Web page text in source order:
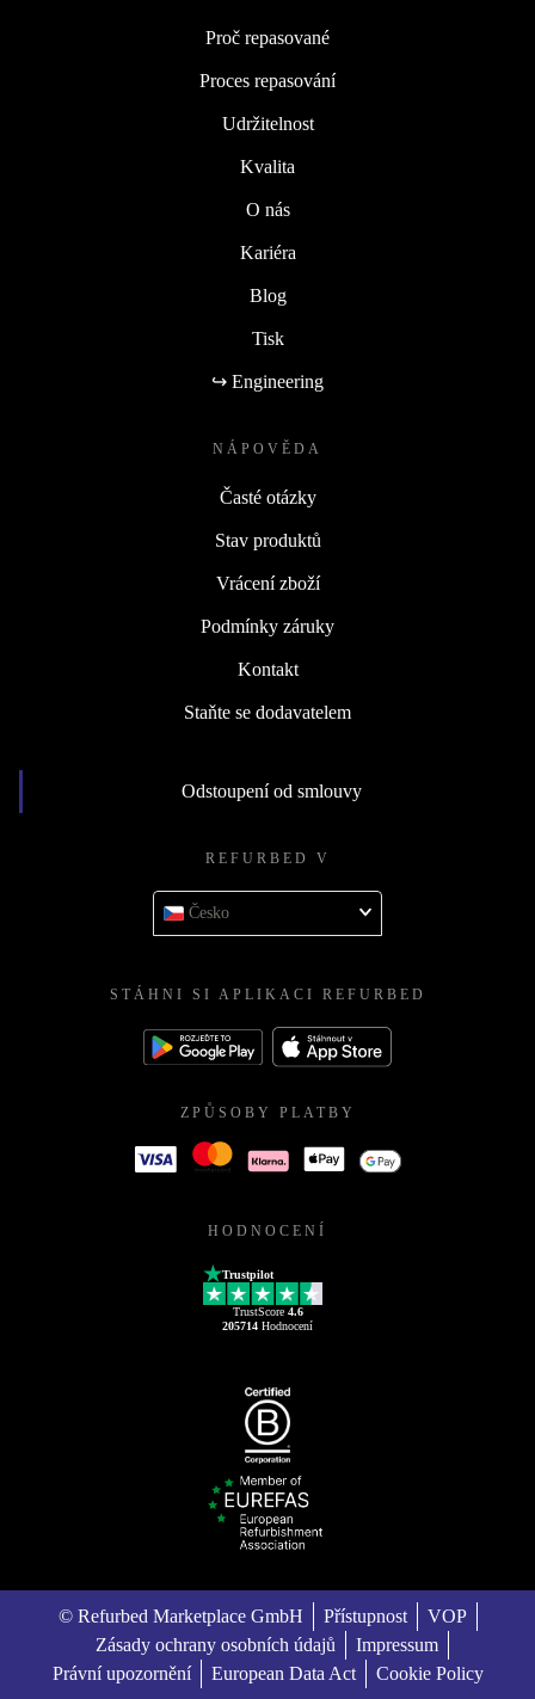
Proč repasované
Proces repasování
Udržitelnost
Kvalita
O nás
Kariéra
Blog
Tisk
↪ Engineering
NÁPOVĚDA
Časté otázky
Stav produktů
Vrácení zboží
Podmínky záruky
Kontakt
Staňte se dodavatelem
Odstoupení od smlouvy
REFURBED V
Česko
STÁHNI SI APLIKACI REFURBED
ZPŮSOBY PLATBY
HODNOCENÍ
Trustpilot
TrustScore 4.6
205714 Hodnocení
© Refurbed Marketplace GmbH Přístupnost
VOP
Zásady ochrany osobních údajů
Impressum
Právní upozornění
European Data Act Cookie Policy